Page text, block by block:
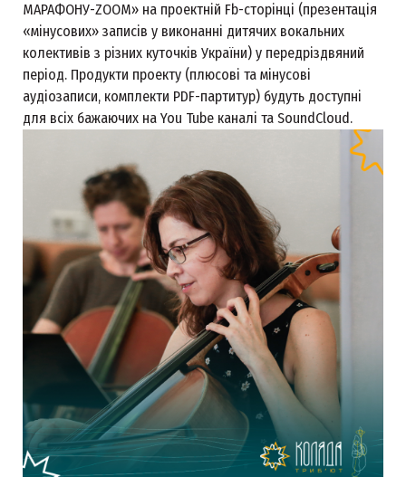
МАРАФОНУ-ZOOM» на проектній Fb-сторінці (презентація
«мінусових» записів у виконанні дитячих вокальних
колективів з різних куточків України) у передріздвяний
період. Продукти проекту (плюсові та мінусові
аудіозаписи, комплекти PDF-партитур) будуть доступні
для всіх бажаючих на You Tube каналі та SoundCloud.